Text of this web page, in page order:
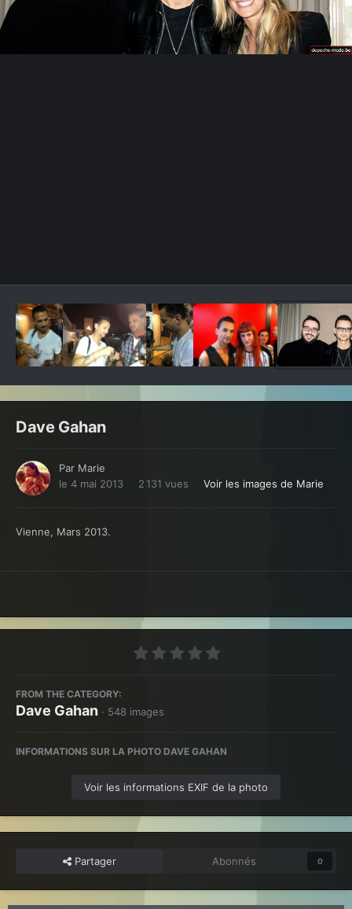
Dave Gahan
Par Marie
le 4 mai 2013
2 131 vues Voir les images de Marie
Vienne, Mars 2013.
FROM THE CATEGORY:
Dave Gahan · 548 images
INFORMATIONS SUR LA PHOTO DAVE GAHAN
Voir les informations EXIF de la photo
Partager Abonnés 0